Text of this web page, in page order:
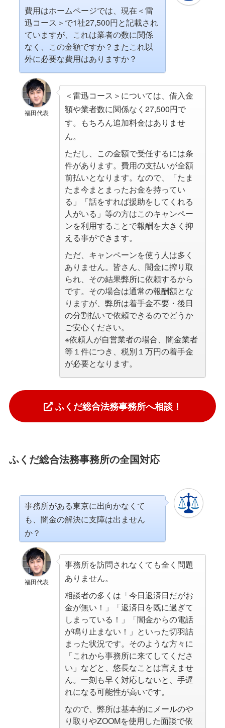
費用はホームページでは、現在＜雷
迅コース＞で1社27,500円と記載され
ていますが、これは業者の数に関係
なく、この金額ですか？またこれ以
外に必要な費用はありますか？
福田代表
＜雷迅コース＞については、借入金
額や業者数に関係なく27,500円で
す。もちろん追加料金はありませ
ん。
ただし、この金額で受任するには条
件があります。費用の支払いが全額
前払いとなります。なので、「たま
たま今まとまったお金を持ってい
る」「話をすれば援助をしてくれる
人がいる」等の方はこのキャンペー
ンを利用することで報酬を大きく抑
える事ができます。
ただ、キャンペーンを使う人は多く
ありません。皆さん、闇金に搾り取
られ、その結果弊所に依頼するから
です。その場合は通常の報酬額とな
りますが、弊所は着手金不要・後日
の分割払いで依頼できるのでどうか
ご安心ください。
※依頼人が自営業者の場合、闇金業者
等１件につき、税別１万円の着手金
が必要となります。
ふくだ総合法務事務所へ相談！
ふくだ総合法務事務所の全国対応
事務所がある東京に出向かなくて
も、闇金の解決に支障は出ません
か？
福田代表
事務所を訪問されなくても全く問題
ありません。
相談者の多くは「今日返済日だがお
金が無い！」「返済日を既に過ぎて
しまっている！」「闇金からの電話
が鳴り止まない！」といった切羽詰
まった状況です。そのような方々に
「これから事務所に来てしてくださ
い」などと、悠長なことは言えませ
ん。一刻も早く対応しないと、手遅
れになる可能性が高いです。
なので、弊所は基本的にメールのや
り取りやZOOMを使用した面談で依